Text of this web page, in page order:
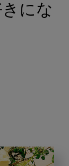
にな